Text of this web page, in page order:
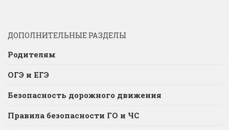
ДОПОЛНИТЕЛЬНЫЕ РАЗДЕЛЫ
Родителям
ОГЭ и ЕГЭ
Безопасность дорожного движения
Правила безопасности ГО и ЧС